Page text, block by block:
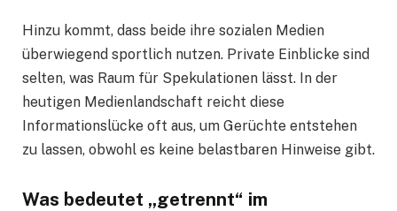
Hinzu kommt, dass beide ihre sozialen Medien
überwiegend sportlich nutzen. Private Einblicke sind
selten, was Raum für Spekulationen lässt. In der
heutigen Medienlandschaft reicht diese
Informationslücke oft aus, um Gerüchte entstehen
zu lassen, obwohl es keine belastbaren Hinweise gibt.
Was bedeutet „getrennt“ im